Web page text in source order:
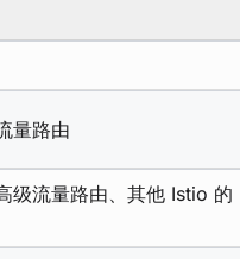
量路由
级流量路由、其他 Istio 的